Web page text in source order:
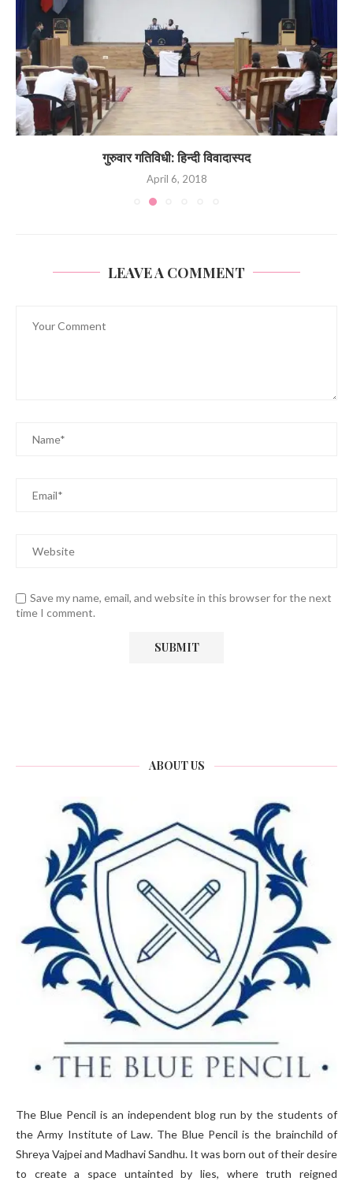
गुरुवार गतिविधी: हिन्दी विवादास्पद
April 6, 2018
LEAVE A COMMENT
Save my name, email, and website in this browser for the next
time I comment.
ABOUT US
The Blue Pencil is an independent blog run by the students of
the Army Institute of Law. The Blue Pencil is the brainchild of
Shreya Vajpei and Madhavi Sandhu. It was born out of their desire
to create a space untainted by lies, where truth reigned